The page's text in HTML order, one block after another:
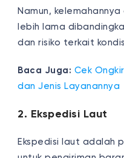
Namun,
lebih lama
dan risiko terkait
Baca Juga: Cek
dan Jenis Layanannya
2. Ekspedisi Laut
Ekspedisi laut adalah